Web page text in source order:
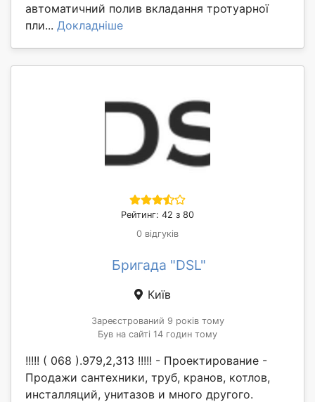
автоматичний полив вкладання тротуарної
пли... Докладніше
Рейтинг: 42 з 80
0 відгуків
Бригада "DSL"
Київ
Зареєстрований 9 років тому
Був на сайті 14 годин тому
!!!!! ( 068 ).979,2,313 !!!!! - Проектирование -
Продажи сантехники, труб, кранов, котлов,
инсталляций, унитазов и много другого.